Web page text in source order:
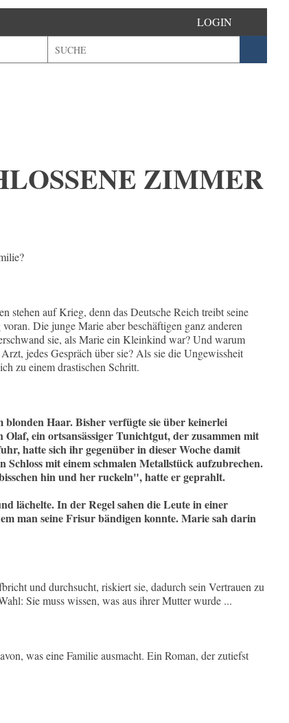
LOGIN
ZIMMER
stehen auf Krieg, denn das Deutsche Reich treibt seine
Die junge Marie aber beschäftigen ganz anderen
sie, als Marie ein Kleinkind war? Und warum
jedes Gespräch über sie? Als sie die Ungewissheit
zu einem drastischen Schritt.
Haar. Bisher verfügte sie über keinerlei
ein ortsansässiger Tunichtgut, der zusammen mit
hatte sich ihr gegenüber in dieser Woche damit
Schloss mit einem schmalen Metallstück aufzubrechen.
hin und her ruckeln", hatte er geprahlt.
lächelte. In der Regel sahen die Leute in einer
man seine Frisur bändigen konnte. Marie sah darin
und durchsucht, riskiert sie, dadurch sein Vertrauen zu
Sie muss wissen, was aus ihrer Mutter wurde ...
was eine Familie ausmacht. Ein Roman, der zutiefst